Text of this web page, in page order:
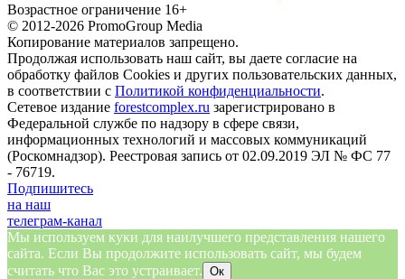
Возрастное ограничение 16+
© 2012-2026 PromoGroup Media
Копирование материалов запрещено.
Продолжая использовать наш сайт, вы даете согласие на
обработку файлов Cookies и других пользовательских данных,
в соответствии с Политикой конфиденциальности.
Сетевое издание forestcomplex.ru зарегистрировано в
Федеральной службе по надзору в сфере связи,
информационных технологий и массовых коммуникаций
(Роскомнадзор). Реестровая запись от 02.09.2019 ЭЛ № ФС 77
- 76719.
Подпишитесь
на наш
телеграм-канал
Мы используем куки для наилучшего представления нашего
сайта. Если Вы продолжите использовать сайт, мы будем
считать что Вас это устраивает. Ок